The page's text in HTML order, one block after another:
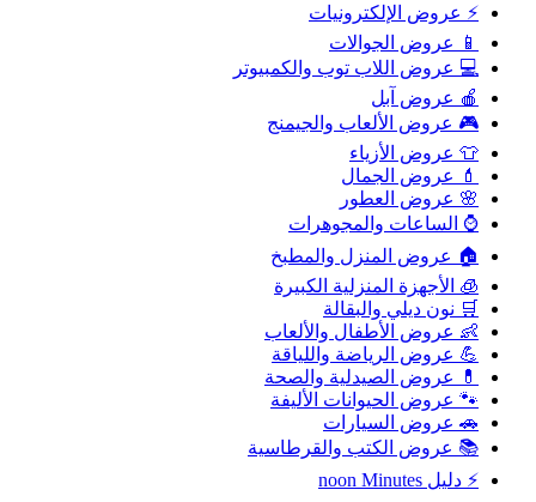
⚡ عروض الإلكترونيات
📱 عروض الجوالات
💻 عروض اللاب توب والكمبيوتر
🍎 عروض آبل
🎮 عروض الألعاب والجيمنج
👕 عروض الأزياء
💄 عروض الجمال
🌸 عروض العطور
⌚ الساعات والمجوهرات
🏠 عروض المنزل والمطبخ
🧊 الأجهزة المنزلية الكبيرة
🛒 نون ديلي والبقالة
👶 عروض الأطفال والألعاب
💪 عروض الرياضة واللياقة
💊 عروض الصيدلية والصحة
🐾 عروض الحيوانات الأليفة
🚗 عروض السيارات
📚 عروض الكتب والقرطاسية
⚡ دليل noon Minutes